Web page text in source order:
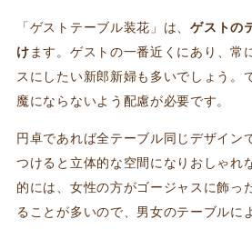
「ゲストテーブル装花」は、ゲストの
け ます。ゲストの一番近くにあり、常
スにしたい新郎新婦も多いでしょう。
魔にならないよう配慮が必要です。
円卓であれば全テーブル同じデザイン
つけると立体的な空間になりおしゃれ
的には、女性の方がゴージャスに飾っ
ることが多いので、男女のテーブルに